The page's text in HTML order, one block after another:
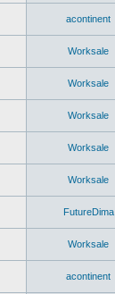
acontinent
Worksale
Worksale
Worksale
Worksale
Worksale
FutureDima
Worksale
acontinent